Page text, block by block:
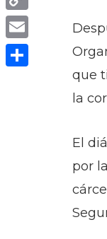
que
la
El
por
Copy
Link
Email